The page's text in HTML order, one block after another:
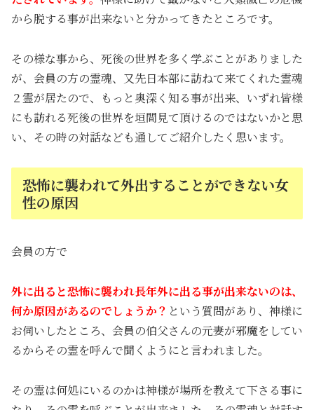
から脱する事が出来ないと分かってきたところです。
その様な事から、死後の世界を多く学ぶことがありました
が、会員の方の霊魂、又先日本部に訪ねて来てくれた霊魂
２霊が居たので、もっと奥深く知る事が出来、いずれ皆様
にも訪れる死後の世界を垣間見て頂けるのではないかと思
い、その時の対話なども通してご紹介したく思います。
恐怖に襲われて外出することができない女
性の原因
会員の方で
外に出ると恐怖に襲われ長年外に出る事が出来ないのは、
何か原因があるのでしょうか？ という質問があり、神様に
お伺いしたところ、会員の伯父さんの元妻が邪魔をしてい
るからその霊を呼んで聞くようにと言われました。
その霊は何処にいるのかは神様が場所を教えて下さる事に